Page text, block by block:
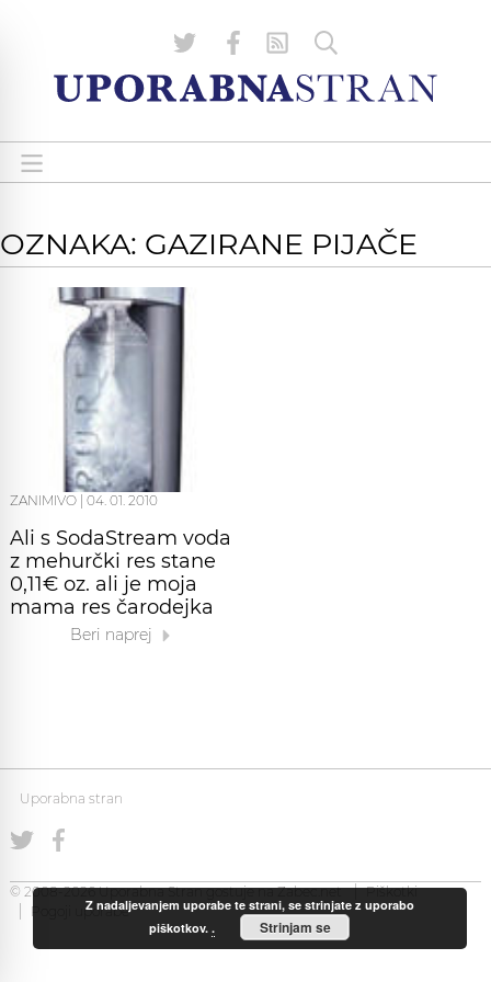
OZNAKA: GAZIRANE PIJAČE
ZANIMIVO 04. 01. 2010
Ali s SodaStream voda
z mehurčki res stane
0,11€ oz. ali je moja
mama res čarodejka
Beri naprej
Uporabna stran
© 2008-2026 Uporabna Stran gostuje naZabec.net
Piškotki
Pogoji uporabeZ nadaljevanjem uporabe te strani, se strinjate z uporabo
piškotkov.. Strinjam se